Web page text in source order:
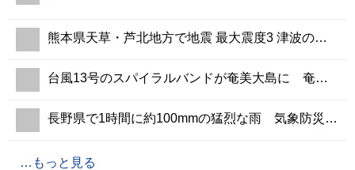
熊本県天草・芦北地方で地震 最大震度3 津波の心配なし
台風13号のスパイラルバンドが奄美大島に 奄美市の雨量は400mmに迫る
長野県で1時間に約100mmの猛烈な雨 気象防災速報・記録的短時間大雨
もっと見る